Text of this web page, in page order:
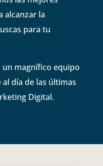
alcanzar la
para tu
un magnífico equipo
día de las últimas
Digital.